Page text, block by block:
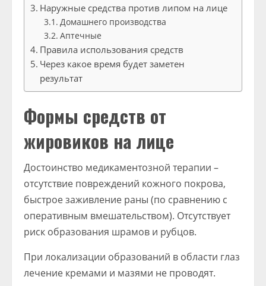
Наружные средства против липом на лице
Домашнего производства
Аптечные
Правила использования средств
Через какое время будет заметен
результат
Формы средств от
жировиков на лице
Достоинство медикаментозной терапии –
отсутствие повреждений кожного покрова,
быстрое заживление раны (по сравнению с
оперативным вмешательством). Отсутствует
риск образования шрамов и рубцов.
При локализации образований в области глаз
лечение кремами и мазями не проводят.